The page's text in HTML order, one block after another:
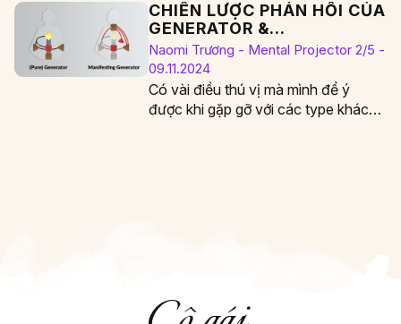
CHIẾN LƯỢC PHẢN HỒI CỦA
GENERATOR &
MANIFESTING GENERATOR
Naomi Trương - Mental Projector 2/5 -
09.11.2024
Có vài điều thú vị mà mình để ý
được khi gặp gỡ với các type khác